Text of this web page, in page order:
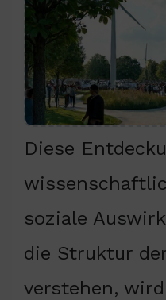
Diese
soziale
die Struktur
verstehen,